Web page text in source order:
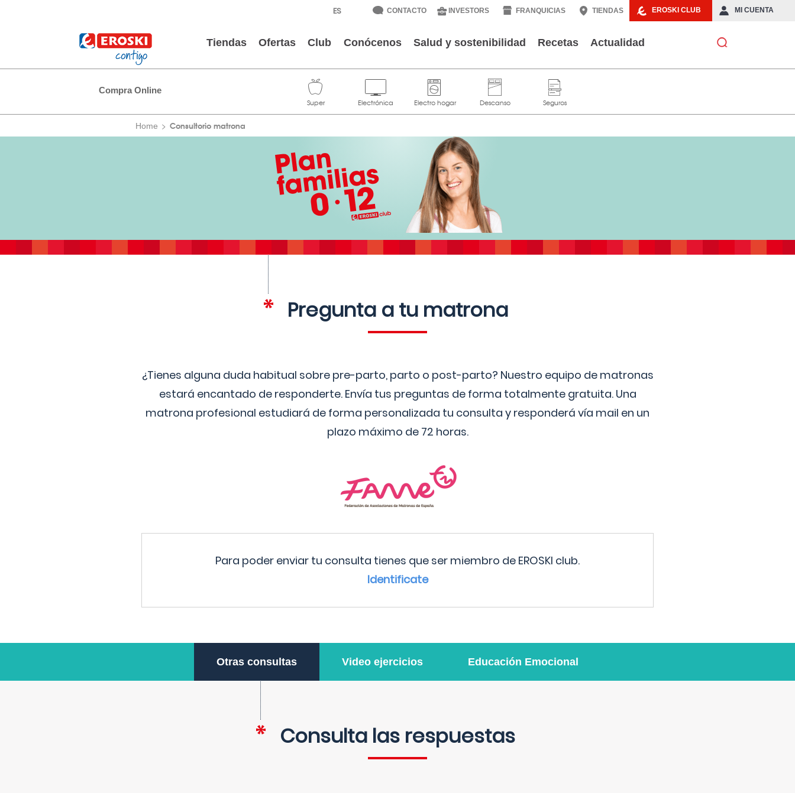
EROSKI CLUB MI CUENTA
CONTACTO INVESTORS FRANQUICIAS TIENDAS
Tiendas Ofertas Club Conócenos Salud y sostenibilidad Recetas Actualidad
Compra Online
Home Consultorio matrona
Pregunta a tu matrona
¿Tienes alguna duda habitual sobre pre-parto, parto o post-parto? Nuestro equipo de matronas
estará encantado de responderte. Envía tus preguntas de forma totalmente gratuita. Una
matrona profesional estudiará de forma personalizada tu consulta y responderá vía mail en un
plazo máximo de 72 horas.
Para poder enviar tu consulta tienes que ser miembro de EROSKI club.
Identificate
Otras consultas Video ejercicios Educación Emocional
Consulta las respuestas